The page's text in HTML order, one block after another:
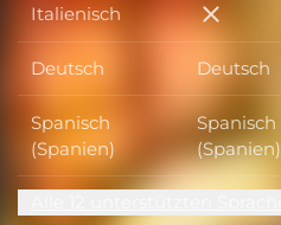
Italienisch Italienisch
Deutsch Deutsch
Spanisch
(Spanien)
Spanisch
(Spanien)